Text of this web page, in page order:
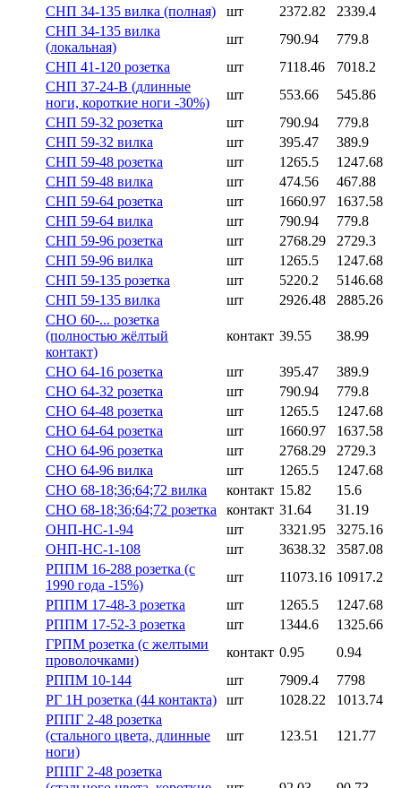
СНП 34-135 вилка (полная)
шт 2372.82
2339.4
СНП 34-135 вилка
(локальная)
шт 790.94
779.8
СНП 41-120 розетка
шт 7118.46
7018.2
СНП 37-24-В (длинные
ноги, короткие ноги -30%)
шт 553.66
545.86
СНП 59-32 розетка
шт 790.94
779.8
СНП 59-32 вилка
шт 395.47
389.9
СНП 59-48 розетка
шт 1265.5
1247.68
СНП 59-48 вилка
шт 474.56
467.88
СНП 59-64 розетка
шт 1660.97
1637.58
СНП 59-64 вилка
шт 790.94
779.8
СНП 59-96 розетка
шт 2768.29
2729.3
СНП 59-96 вилка
шт 1265.5
1247.68
СНП 59-135 розетка
шт 5220.2
5146.68
СНП 59-135 вилка
шт 2926.48
2885.26
СНО 60-... розетка
(полностью жёлтый
контакт)
контакт 39.55 38.99
СНО 64-16 розетка шт 395.47
389.9
СНО 64-32 розетка
шт 790.94
779.8
СНО 64-48 розетка
шт 1265.5
1247.68
СНО 64-64 розетка
шт 1660.97
1637.58
СНО 64-96 розетка
шт 2768.29
2729.3
СНО 64-96 вилка
шт 1265.5
1247.68
СНО 68-18;36;64;72 вилка
контакт 15.82
15.6
СНО 68-18;36;64;72 розетка
контакт 31.64
31.19
ОНП-НС-1-94
шт 3321.95
3275.16
ОНП-НС-1-108
шт 3638.32
3587.08
РППМ 16-288 розетка (с
1990 года -15%)
шт 11073.16 10917.2
РППМ 17-48-3 розетка
шт 1265.5
1247.68
РППМ 17-52-3 розетка
шт 1344.6
1325.66
ГРПМ розетка (с желтыми
проволочками)
контакт 0.95
0.94
РППМ 10-144
шт 7909.4
7798
РГ 1Н розетка (44 контакта)
шт 1028.22
1013.74
РППГ 2-48 розетка
(стального цвета, длинные
ноги)
шт 123.51 121.77
РППГ 2-48 розетка